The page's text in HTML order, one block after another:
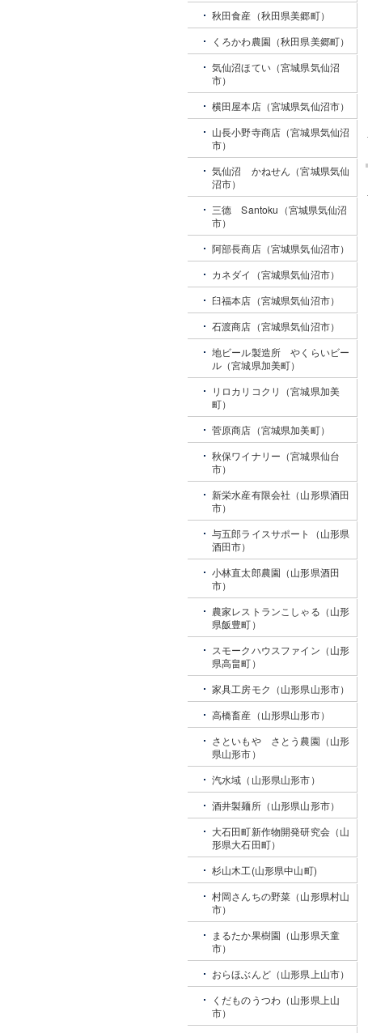
秋田食産（秋田県美郷町）
くろかわ農園（秋田県美郷町）
気仙沼ほてい（宮城県気仙沼
市）
横田屋本店（宮城県気仙沼市）
山長小野寺商店（宮城県気仙沼
市）
気仙沼 かねせん（宮城県気仙
沼市）
三德 Santoku（宮城県気仙沼
市）
阿部長商店（宮城県気仙沼市）
カネダイ（宮城県気仙沼市）
臼福本店（宮城県気仙沼市）
石渡商店（宮城県気仙沼市）
地ビール製造所 やくらいビー
ル（宮城県加美町）
リロカリコクリ（宮城県加美
町）
菅原商店（宮城県加美町）
秋保ワイナリー（宮城県仙台
市）
新栄水産有限会社（山形県酒田
市）
与五郎ライスサポート（山形県
酒田市）
小林直太郎農園（山形県酒田
市）
農家レストランこしゃる（山形
県飯豊町）
スモークハウスファイン（山形
県高畠町）
家具工房モク（山形県山形市）
高橋畜産（山形県山形市）
さといもや さとう農園（山形
県山形市）
汽水域（山形県山形市）
酒井製麺所（山形県山形市）
大石田町新作物開発研究会（山
形県大石田町）
杉山木工(山形県中山町)
村岡さんちの野菜（山形県村山
市）
まるたか果樹園（山形県天童
市）
おらほぶんど（山形県上山市）
くだものうつわ（山形県上山
市）